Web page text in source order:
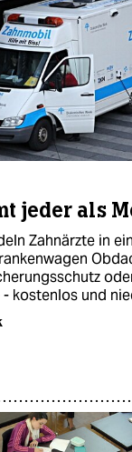
jeder als
Zahnärzte in
kostenlos und